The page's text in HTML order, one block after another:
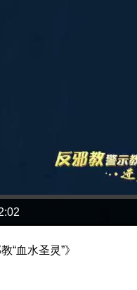
“血水圣灵”》